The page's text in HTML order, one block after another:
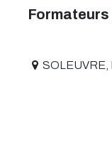
SOLEUVRE,